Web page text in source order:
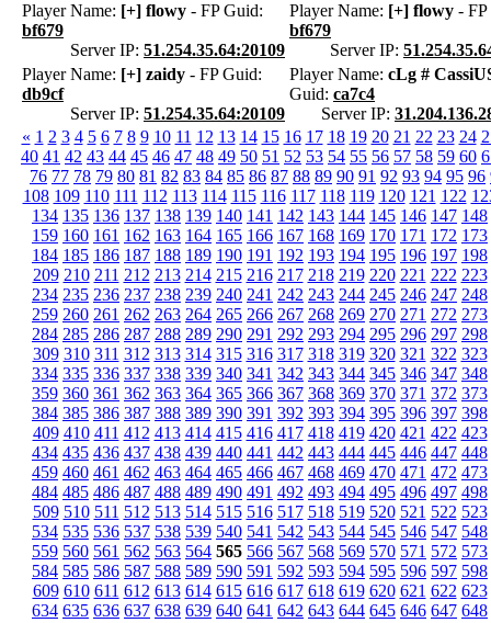
Player Name: [+] flowy - FP Guid:
bf679
Server IP: 51.254.35.64:20109
Player Name: [+] flowy -
bf679
Server IP:
Player Name: [+] zaidy - FP Guid:
db9cf
Server IP: 51.254.35.64:20109
Player Name: cLg #
Guid: ca7c4
Server IP:
« 1 2 3 4 5 6 7 8 9 10 11 12 13 14 15 16 17 18 19 20 21 22 23 24
40 41 42 43 44 45 46 47 48 49 50 51 52 53 54 55 56 57 58 59 60
76 77 78 79 80 81 82 83 84 85 86 87 88 89 90 91 92 93 94 95 96
108 109 110 111 112 113 114 115 116 117 118 119 120 121 122
134 135 136 137 138 139 140 141 142 143 144 145 146 147 148
159 160 161 162 163 164 165 166 167 168 169 170 171 172 173
184 185 186 187 188 189 190 191 192 193 194 195 196 197 198
209 210 211 212 213 214 215 216 217 218 219 220 221 222 223
234 235 236 237 238 239 240 241 242 243 244 245 246 247 248
259 260 261 262 263 264 265 266 267 268 269 270 271 272 273
284 285 286 287 288 289 290 291 292 293 294 295 296 297 298
309 310 311 312 313 314 315 316 317 318 319 320 321 322 323
334 335 336 337 338 339 340 341 342 343 344 345 346 347 348
359 360 361 362 363 364 365 366 367 368 369 370 371 372 373
384 385 386 387 388 389 390 391 392 393 394 395 396 397 398
409 410 411 412 413 414 415 416 417 418 419 420 421 422 423
434 435 436 437 438 439 440 441 442 443 444 445 446 447 448
459 460 461 462 463 464 465 466 467 468 469 470 471 472 473
484 485 486 487 488 489 490 491 492 493 494 495 496 497 498
509 510 511 512 513 514 515 516 517 518 519 520 521 522 523
534 535 536 537 538 539 540 541 542 543 544 545 546 547 548
559 560 561 562 563 564 565 566 567 568 569 570 571 572 573
584 585 586 587 588 589 590 591 592 593 594 595 596 597 598
609 610 611 612 613 614 615 616 617 618 619 620 621 622 623
634 635 636 637 638 639 640 641 642 643 644 645 646 647 648